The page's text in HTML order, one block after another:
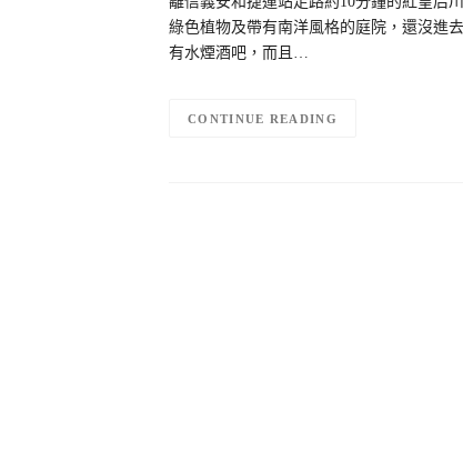
綠色植物及帶有南洋風格的庭院，還沒進
有水煙酒吧，而且…
CONTINUE READING